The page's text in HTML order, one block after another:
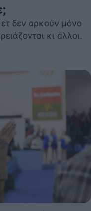
δεν αρκούν μόνο
κι άλλοι.